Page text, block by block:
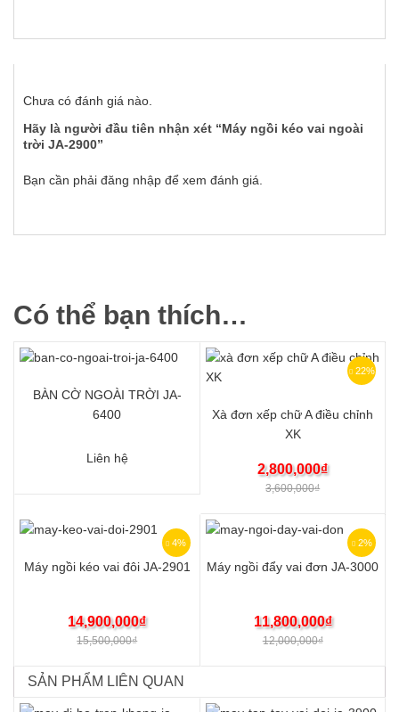
Chưa có đánh giá nào.
Hãy là người đầu tiên nhận xét “Máy ngồi kéo vai ngoài
trời JA-2900”
Bạn cần phải đăng nhập để xem đánh giá.
Có thể bạn thích…
BÀN CỜ NGOÀI TRỜI JA-
6400
Liên hệ
22%
Xà đơn xếp chữ A điều chỉnh
XK
3,600,000₫
2,800,000₫
4%
Máy ngồi kéo vai đôi JA-2901
15,500,000₫
14,900,000₫
2%
Máy ngồi đẩy vai đơn JA-3000
12,000,000₫
11,800,000₫
SẢN PHẨM LIÊN QUAN